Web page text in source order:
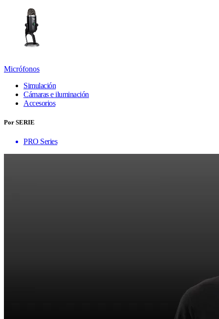
Micrófonos
Simulación
Cámaras e iluminación
Accesorios
Por SERIE
PRO Series